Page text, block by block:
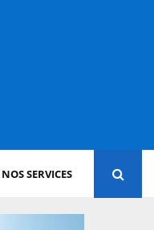
NOS SERVICES